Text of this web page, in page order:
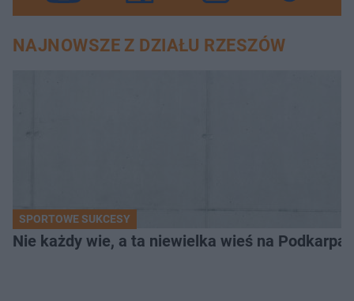
NAJNOWSZE Z DZIAŁU RZESZÓW
SPORTOWE SUKCESY
Nie każdy wie, a ta niewielka wieś na